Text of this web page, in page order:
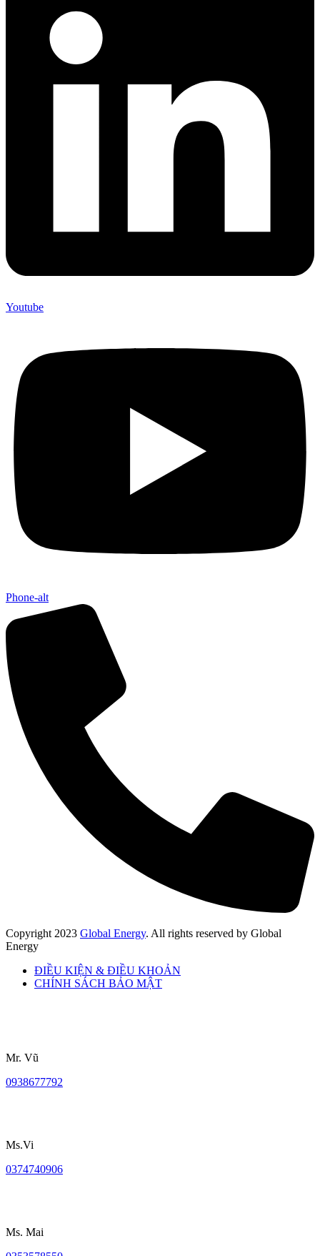
Youtube
Phone-alt
Copyright 2023 Global Energy. All rights reserved by Global
Energy
ĐIỀU KIỆN & ĐIỀU KHOẢN
CHÍNH SÁCH BẢO MẬT
Mr. Vũ
0938677792
Ms.Vi
0374740906
Ms. Mai